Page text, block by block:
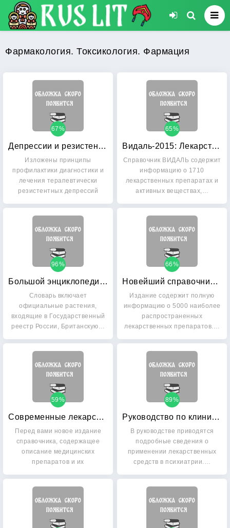
Фармакология. Токсикология. Фармация
Депрессии и резистентность: Практическое руководство
67%
Изложены принципы
профилактики диагностики и
лечения терапевтически
резистентных депрессий
Видаль-2015: Лекарственные препараты в России
65%
Справочник ВИДАЛЬ содержит
информацию о 1710
лекарственных препаратах и
активных веществах,…
Большой энциклопедический словарь лекарственных растений: Учебное пособие
96%
Словарь включает
официальные растения,
входящие в Государственный
реестр России, Британскую…
Новейший справочник лекарственных препаратов: 5000 наименований
66%
Издание содержит полную
информацию о 5000 наиболее
распространенных
лекарственных препаратов.…
Современные лекарственные средства: новейший справочник
59%
Перед вами новое издание
справочника, содержащее
описание медицинских
препаратов и их
Руководство по клинической психофармакологии
89%
В руководстве приводятся
подробные сведения о
применении лекарственных
средств в психиатрии.…